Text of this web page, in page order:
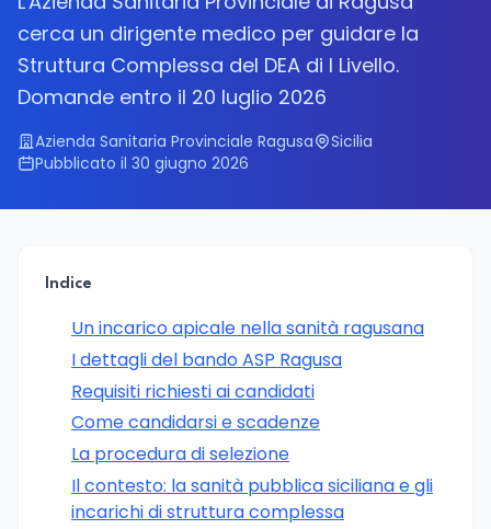
cerca un dirigente medico per guidare la
Struttura Complessa del DEA di I Livello.
Domande entro il 20 luglio 2026
Azienda Sanitaria Provinciale Ragusa
Sicilia
Pubblicato il 30 giugno 2026
Indice
Un incarico apicale nella sanità ragusana
I dettagli del bando ASP Ragusa
Requisiti richiesti ai candidati
Come candidarsi e scadenze
La procedura di selezione
Il contesto: la sanità pubblica siciliana e gli
incarichi di struttura complessa